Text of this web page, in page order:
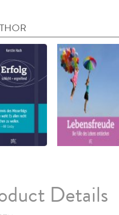
Details